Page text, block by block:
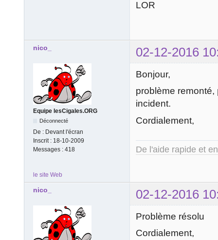
LOR
nico_ 02-12-2016
Equipe lesCigales.ORG
Déconnecté
De : Devant l'écran
Inscrit : 18-10-2009
Messages : 418
Bonjour,
problème
incident.
Cordialement,
De l'aide rapide et
le site Web
nico_ 02-12-2016
Problème résolu
Cordialement,